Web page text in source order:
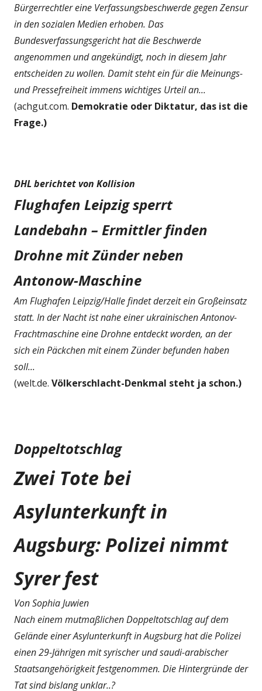
Bürgerrechtler eine Verfassungsbeschwerde gegen Zensur
in den sozialen Medien erhoben. Das
Bundesverfassungsgericht hat die Beschwerde
angenommen und angekündigt, noch in diesem Jahr
entscheiden zu wollen. Damit steht ein für die Meinungs-
und Pressefreiheit immens wichtiges Urteil an...
(achgut.com. Demokratie oder Diktatur, das ist die
Frage.)
DHL berichtet von Kollision
Flughafen Leipzig sperrt
Landebahn – Ermittler finden
Drohne mit Zünder neben
Antonow-Maschine
Am Flughafen Leipzig/Halle findet derzeit ein Großeinsatz
statt. In der Nacht ist nahe einer ukrainischen Antonov-
Frachtmaschine eine Drohne entdeckt worden, an der
sich ein Päckchen mit einem Zünder befunden haben
soll...
(welt.de. Völkerschlacht-Denkmal steht ja schon.)
Doppeltotschlag
Zwei Tote bei
Asylunterkunft in
Augsburg: Polizei nimmt
Syrer fest
Von Sophia Juwien
Nach einem mutmaßlichen Doppeltotschlag auf dem
Gelände einer Asylunterkunft in Augsburg hat die Polizei
einen 29-Jährigen mit syrischer und saudi-arabischer
Staatsangehörigkeit festgenommen. Die Hintergründe der
Tat sind bislang unklar..?